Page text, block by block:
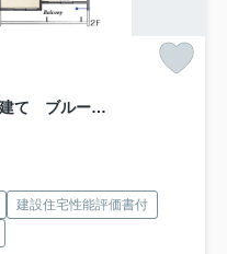
さいたま市見沼区大谷 新築一戸建て ブルーミングガーデン 01
建設住宅性能評価書付